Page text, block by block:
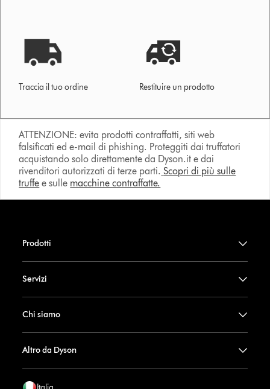
Traccia il tuo ordine Restituire un prodotto
ATTENZIONE: evita prodotti contraffatti, siti web
falsificati ed e-mail di phishing. Proteggiti dai truffatori
acquistando solo direttamente da Dyson.it e dai
rivenditori autorizzati di terze parti. Scopri di più sulle
truffe e sulle macchine contraffatte.
Prodotti
Servizi
Chi siamo
Altro da Dyson